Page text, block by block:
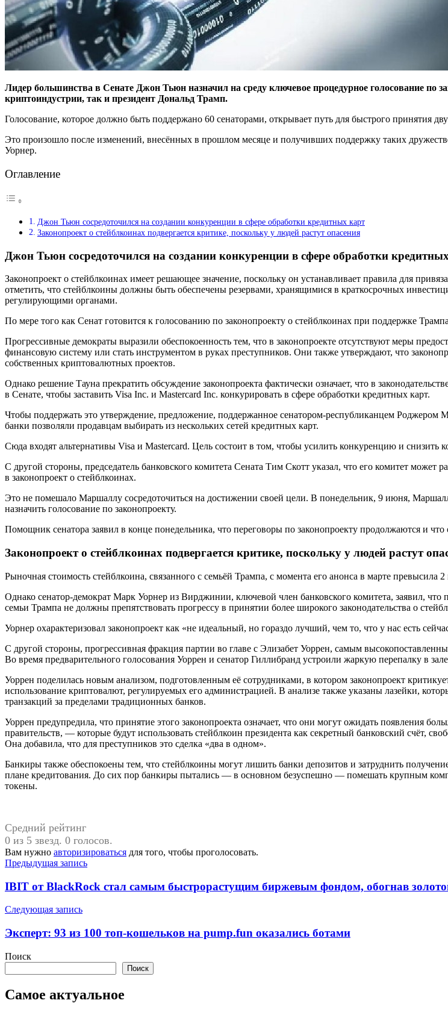
Лидер большинства в Сенате Джон Тьюн назначил на среду ключевое процедурное голосование по
криптоиндустрии, так и президент Дональд Трамп.
Голосование, которое должно быть поддержано 60 сенаторами, открывает путь для быстрого принятия
Это произошло после изменений, внесённых в прошлом месяце и получивших поддержку таких
Уорнер.
Оглавление
Джон Тьюн сосредоточился на создании конкуренции в сфере обработки кредитных карт
Законопроект о стейблкоинах подвергается критике, поскольку у людей растут опасения
Джон Тьюн сосредоточился на создании конкуренции в сфере обработки
Законопроект о стейблкоинах имеет решающее значение, поскольку он устанавливает правила для
отметить, что стейблкоины должны быть обеспечены резервами, хранящимися в краткосрочных
регулирующими органами.
По мере того как Сенат готовится к голосованию по законопроекту о стейблкоинах при поддержке
Прогрессивные демократы выразили обеспокоенность тем, что в законопроекте отсутствуют меры
финансовую систему или стать инструментом в руках преступников. Они также утверждают, что
собственных криптовалютных проектов.
Однако решение Тауна прекратить обсуждение законопроекта фактически означает, что в
в Сенате, чтобы заставить Visa Inc. и Mastercard Inc. конкурировать в сфере обработки кредитных карт.
Чтобы поддержать это утверждение, предложение, поддержанное сенатором-республиканцем
банки позволяли продавцам выбирать из нескольких сетей кредитных карт.
Сюда входят альтернативы Visa и Mastercard. Цель состоит в том, чтобы усилить конкуренцию и снизить
С другой стороны, председатель банковского комитета Сената Тим Скотт указал, что его комитет может
в законопроект о стейблкоинах.
Это не помешало Маршаллу сосредоточиться на достижении своей цели. В понедельник, 9 июня,
назначить голосование по законопроекту.
Помощник сенатора заявил в конце понедельника, что переговоры по законопроекту продолжаются и
Законопроект о стейблкоинах подвергается критике, поскольку у людей растут
Рыночная стоимость стейблкоина, связанного с семьёй Трампа, с момента его анонса в марте превысила
Однако сенатор-демократ Марк Уорнер из Вирджинии, ключевой член банковского комитета, заявил,
семьи Трампа не должны препятствовать прогрессу в принятии более широкого законодательства о
Уорнер охарактеризовал законопроект как «не идеальный, но гораздо лучший, чем то, что у нас есть
С другой стороны, прогрессивная фракция партии во главе с Элизабет Уоррен, самым
Во время предварительного голосования Уоррен и сенатор Гиллибранд устроили жаркую перепалку в
Уоррен поделилась новым анализом, подготовленным её сотрудниками, в котором законопроект
использование криптовалют, регулируемых его администрацией. В анализе также указаны лазейки,
транзакций за пределами традиционных банков.
Уоррен предупредила, что принятие этого законопроекта означает, что они могут ожидать появления
правительств, — которые будут использовать стейблкоин президента как секретный банковский счёт,
Она добавила, что для преступников это сделка «два в одном».
Банкиры также обеспокоены тем, что стейблкоины могут лишить банки депозитов и затруднить
плане кредитования. До сих пор банкиры пытались — в основном безуспешно — помешать крупным
токены.
Средний рейтинг
0 из 5 звезд. 0 голосов.
Вам нужно авторизироваться для того, чтобы проголосовать.
Навигация
по
Предыдущая запись
IBIT от BlackRock стал самым быстрорастущим биржевым фондом, обогнав
Следующая запись
Эксперт: 93 из 100 топ-кошельков на pump.fun оказались ботами
Поиск
Поиск
Самое актуальное